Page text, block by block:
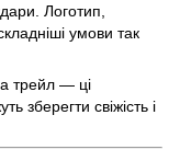
Логотип,
умови так
трейл — ці
зберегти свіжість і